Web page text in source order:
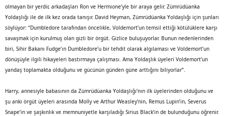
olmayan bir yerdir, arkadaşları Ron ve Hermione’yle bir araya gelir. Zümrüdüanka
Yoldaşlığı ile de ilk kez orada tanışır. David Heyman, Zümrüdüanka Yoldaşlığı için şunları
söylüyor: “Dumbledore tarafından öncelikle, Voldemort’un temsil ettiği kötülüklere karşı
savaşmak için kurulmuş olan gizli bir örgüt. Gizlice buluşuyorlar. Bunun nedenlerinden
biri, Sihir Bakanı Fudge’ın Dumbledore’u bir tehdit olarak algılaması ve Voldemort’un
dönüşüyle ilgili hikayeleri bastırmaya çalışması. Ama Yoldaşlık üyeleri Voldemort’un
yandaş toplamakta olduğunu ve gücünün günden güne arttığını biliyorlar”.
Harry, annesiyle babasının da Zümrüdüanka Yoldaşlığı’nın ilk üyelerinden olduğunu ve
şu anki örgüt üyeleri arasında Molly ve Arthur Weasley’nin, Remus Lupin’in, Severus
Snape’in ve şaşkınlık ve memnuniyetle karşıladığı Sirius Black’in de bulunduğunu öğrenir.